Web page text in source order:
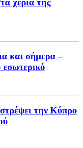
χέρια της
και σήμερα –
την Κύπρο